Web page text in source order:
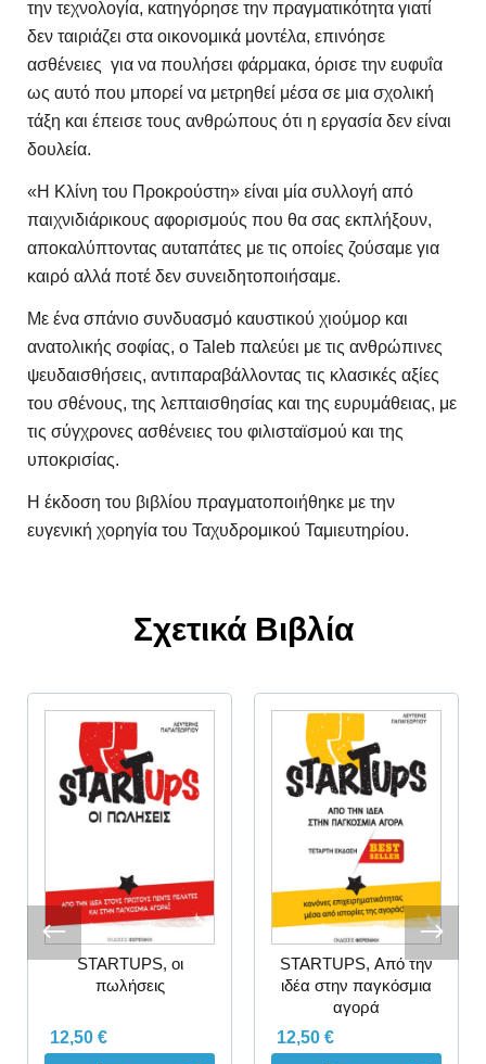
την τεχνολογία, κατηγόρησε την πραγματικότητα γιατί
δεν ταιριάζει στα οικονομικά μοντέλα, επινόησε
ασθένειες για να πουλήσει φάρμακα, όρισε την ευφυΐα
ως αυτό που μπορεί να μετρηθεί μέσα σε μια σχολική
τάξη και έπεισε τους ανθρώπους ότι η εργασία δεν είναι
δουλεία.
«Η Κλίνη του Προκρούστη» είναι μία συλλογή από
παιχνιδιάρικους αφορισμούς που θα σας εκπλήξουν,
αποκαλύπτοντας αυταπάτες με τις οποίες ζούσαμε για
καιρό αλλά ποτέ δεν συνειδητοποιήσαμε.
Με ένα σπάνιο συνδυασμό καυστικού χιούμορ και
ανατολικής σοφίας, ο Taleb παλεύει με τις ανθρώπινες
ψευδαισθήσεις, αντιπαραβάλλοντας τις κλασικές αξίες
του σθένους, της λεπταισθησίας και της ευρυμάθειας, με
τις σύγχρονες ασθένειες του φιλισταϊσμού και της
υποκρισίας.
Η έκδοση του βιβλίου πραγματοποιήθηκε με την
ευγενική χορηγία του Ταχυδρομικού Ταμιευτηρίου.
Σχετικά Βιβλία
STARTUPS, οι
πωλήσεις
12,50 €
STARTUPS, Από την
ιδέα στην παγκόσμια
αγορά
12,50 €